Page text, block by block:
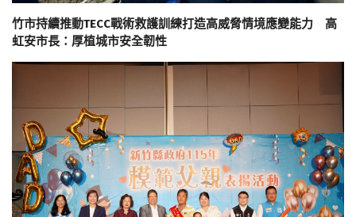
竹市持續推動TECC戰術救護訓練打造高威脅情境應變能力 高
虹安市長：厚植城市安全韌性